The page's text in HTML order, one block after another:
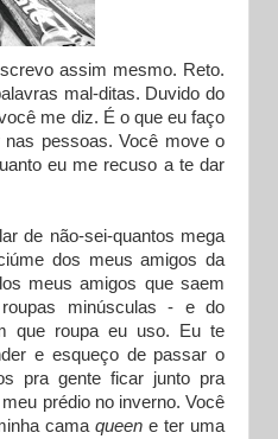
assim mesmo. Reto.
mal-ditas. Duvido do
me diz. É o que eu faço
pessoas. Você move o
eu me recuso a te dar
de não-sei-quantos mega
dos meus amigos da
meus amigos que saem
minúsculas - e do
que roupa eu uso. Eu te
e esqueço de passar o
pra gente ficar junto pra
prédio no inverno. Você
cama queene ter uma